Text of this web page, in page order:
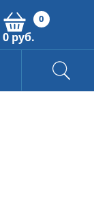
0
0 руб.